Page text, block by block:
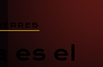
es el